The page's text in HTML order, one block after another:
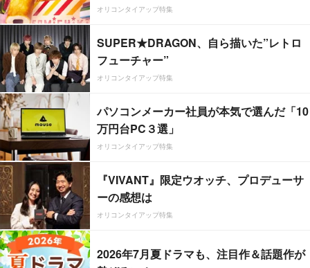
オリコンタイアップ特集
SUPER★DRAGON、自ら描いた”レトロ
フューチャー”
オリコンタイアップ特集
パソコンメーカー社員が本気で選んだ「10
万円台PC３選」
オリコンタイアップ特集
『VIVANT』限定ウオッチ、プロデューサ
ーの感想は
オリコンタイアップ特集
2026年7月夏ドラマも、注目作＆話題作が